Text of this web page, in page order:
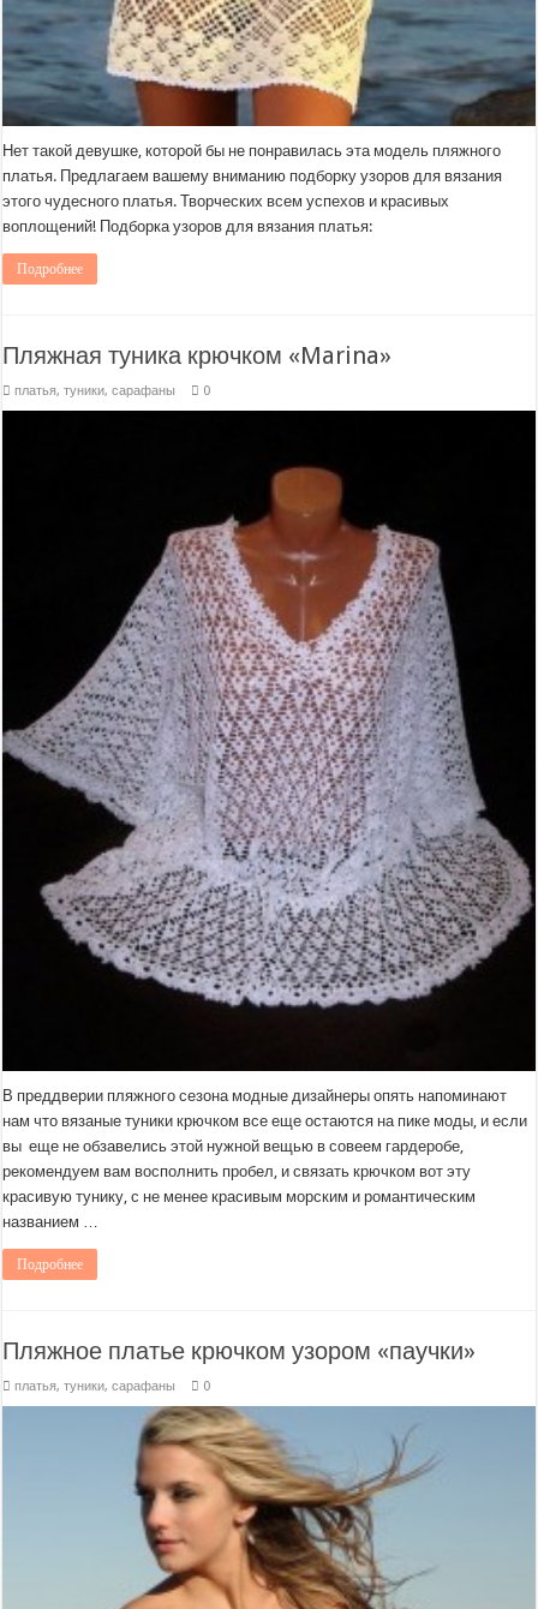
Нет такой девушке, которой бы не понравилась эта модель пляжного
платья. Предлагаем вашему вниманию подборку узоров для вязания
этого чудесного платья. Творческих всем успехов и красивых
воплощений! Подборка узоров для вязания платья:
Подробнее
Пляжная туника крючком «Marina»
платья, туники, сарафаны 0
В преддверии пляжного сезона модные дизайнеры опять напоминают
нам что вязаные туники крючком все еще остаются на пике моды, и если
вы еще не обзавелись этой нужной вещью в совеем гардеробе,
рекомендуем вам восполнить пробел, и связать крючком вот эту
красивую тунику, с не менее красивым морским и романтическим
названием …
Подробнее
Пляжное платье крючком узором «паучки»
платья, туники, сарафаны 0